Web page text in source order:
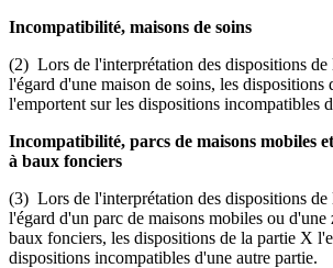
Incompatibilité, maisons de soins
(2) Lors de l'interprétation des dispositions de
l'égard d'une maison de soins, les dispositions
l'emportent sur les dispositions incompatibles
Incompatibilité, parcs de maisons mobiles
à baux fonciers
(3) Lors de l'interprétation des dispositions de
l'égard d'un parc de maisons mobiles ou d'une
baux fonciers, les dispositions de la partie X
dispositions incompatibles d'une autre partie.